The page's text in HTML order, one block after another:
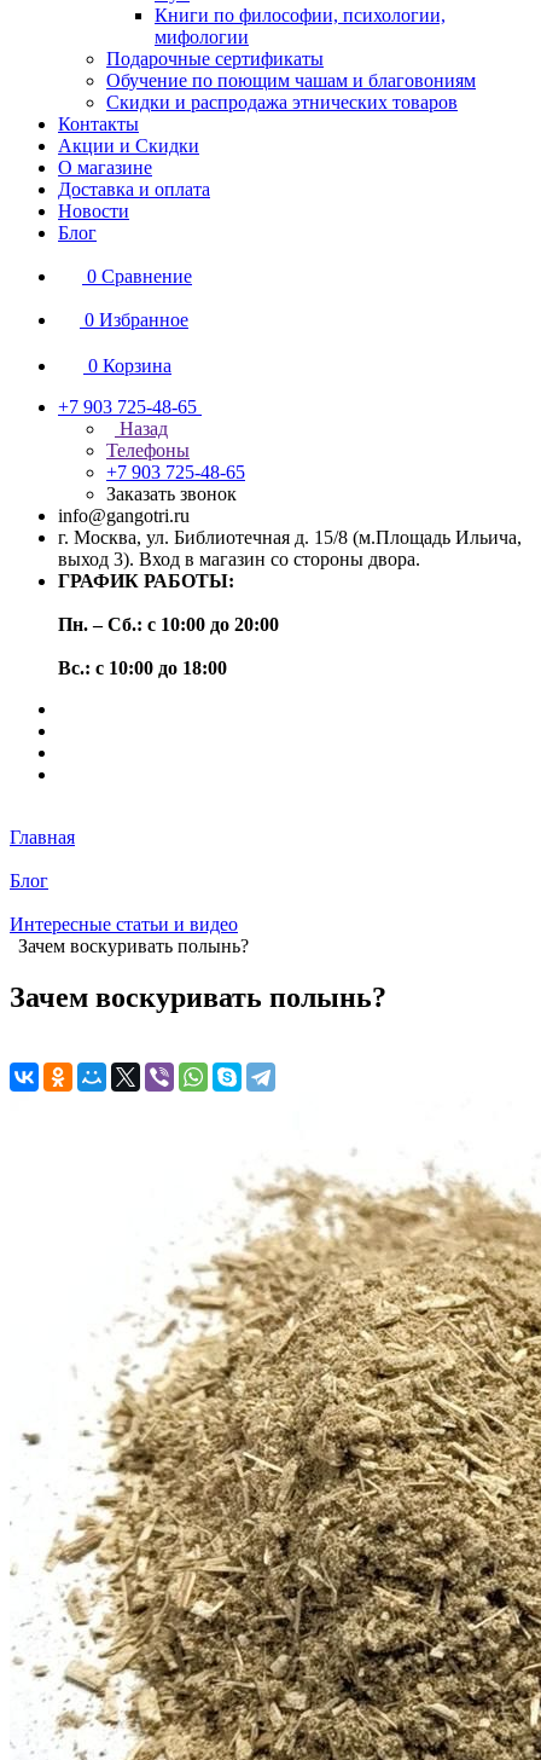
Книги по философии, психологии,
мифологии
Подарочные сертификаты
Обучение по поющим чашам и благовониям
Скидки и распродажа этнических товаров
Контакты
Акции и Скидки
О магазине
Доставка и оплата
Новости
Блог
0 Сравнение
0 Избранное
0 Корзина
+7 903 725-48-65
Назад
Телефоны
+7 903 725-48-65
Заказать звонок
info@gangotri.ru
г. Москва, ул. Библиотечная д. 15/8 (м.Площадь Ильича,
выход 3). Вход в магазин со стороны двора.
ГРАФИК РАБОТЫ:
Пн. – Сб.: с 10:00 до 20:00
Вс.: с 10:00 до 18:00
Главная
Блог
Интересные статьи и видео
Зачем воскуривать полынь?
Зачем воскуривать полынь?